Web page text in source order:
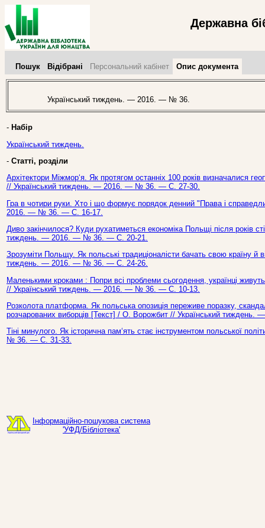
Державна
Пошук Відібрані Персональний кабінет Опис документа
Український тиждень. — 2016. — № 36.
- Набір
Український тиждень.
- Статті, розділи
Архітектори Міжмор‘я. Як протягом останніх 100 років визначалися
// Український тиждень. — 2016. — № 36. — С. 27-30.
Гра в чотири руки. Хто і що формує порядок денний "Права і
2016. — № 36. — С. 16-17.
Диво закінчилося? Куди рухатиметься економіка Польщі після років
тиждень. — 2016. — № 36. — С. 20-21.
Зрозуміти Польщу. Як польські традиціоналісти бачать свою країну
тиждень. — 2016. — № 36. — С. 24-26.
Маленькими кроками : Попри всі проблеми сьогодення, українці
// Український тиждень. — 2016. — № 36. — С. 10-13.
Розколота платформа. Як польська опозиція переживе поразку,
розчарованих виборців [Текст] / О. Ворожбит // Український
Тіні минулого. Як історична пам‘ять стає інструментом польської
№ 36. — С. 31-33.
Інформаційно-пошукова система
'УФД/Бібліотека'